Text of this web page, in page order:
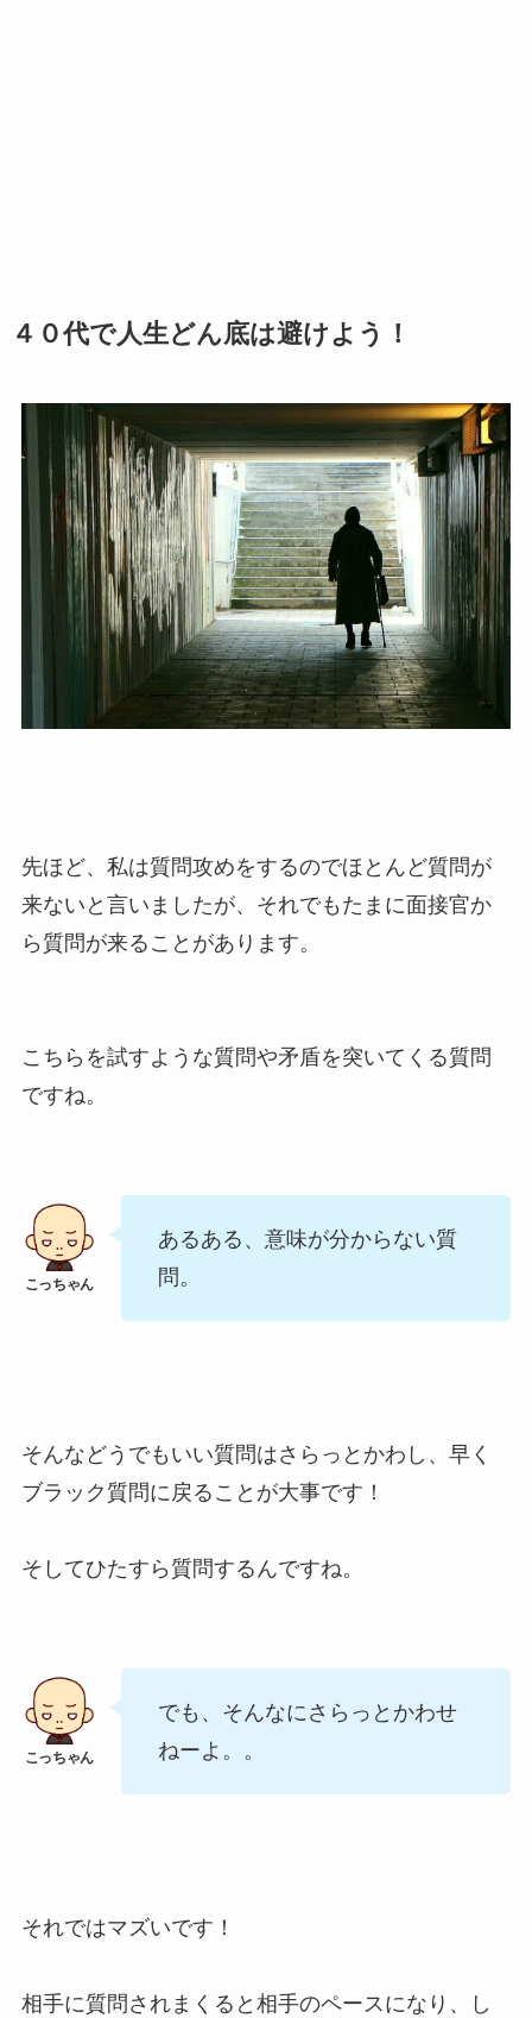
４０代で人生どん底は避けよう！
先ほど、私は質問攻めをするのでほとんど質問が
来ないと言いましたが、それでもたまに面接官か
ら質問が来ることがあります。
こちらを試すような質問や矛盾を突いてくる質問
ですね。
あるある、意味が分からない質
問。
そんなどうでもいい質問はさらっとかわし、早く
ブラック質問に戻ることが大事です！
そしてひたすら質問するんですね。
でも、そんなにさらっとかわせ
ねーよ。。
それではマズいです！
相手に質問されまくると相手のペースになり、し